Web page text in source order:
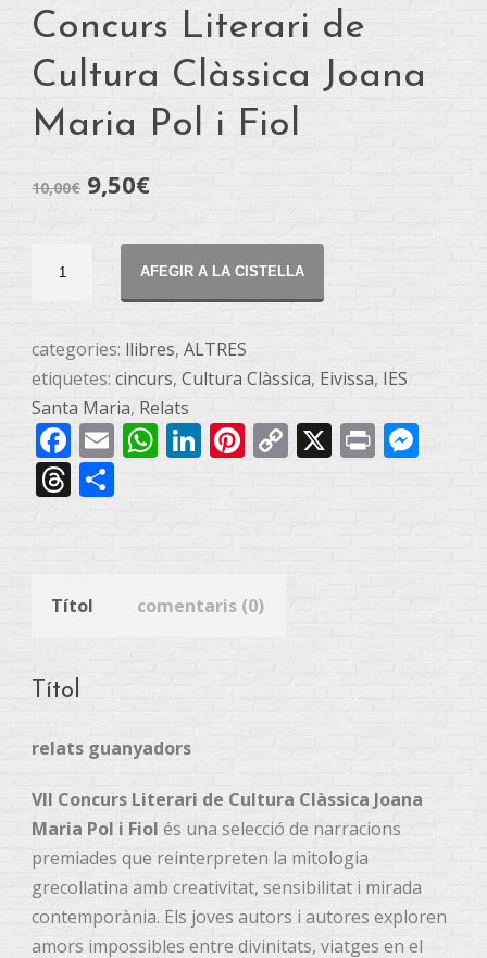
Concurs Literari de
Cultura Clàssica Joana
Maria Pol i Fiol
10,00€ 9,50€
Concurs
Literari
de
Cultura
Clàssica
Joana
Fiol
AFEGIR A LA CISTELLA
categories: llibres, ALTRES
etiquetes: cincurs, Cultura Clàssica, Eivissa, IES
Santa Maria, Relats
Facebook
EmailWhatsApp
LinkedIn
Pinterest
Copy
X Print
Threads
Títol comentaris (0)
Títol
relats guanyadors
VII Concurs Literari de Cultura Clàssica Joana
Maria Pol i Fiol és una selecció de narracions
premiades que reinterpreten la mitologia
grecollatina amb creativitat, sensibilitat i mirada
contemporània. Els joves autors i autores exploren
amors impossibles entre divinitats, viatges en el